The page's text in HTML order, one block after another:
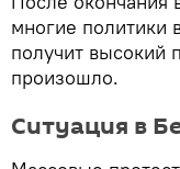
многие политики
получит высокий
произошло.
Ситуация в